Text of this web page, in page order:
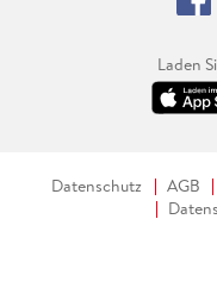
Laden
Datenschutz AGB